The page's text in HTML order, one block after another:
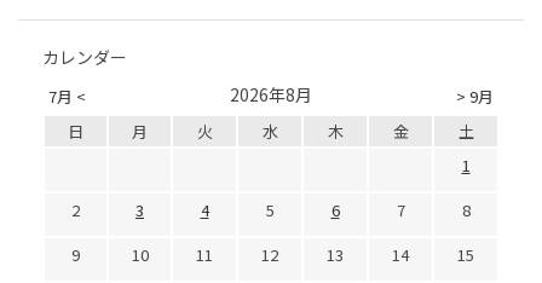
カレンダー
7月 < > 9月
2026年8月
日 月 火 水 木 金
土
1
2
3 4 5 6 7
8
9
10 11 12 13 14
15